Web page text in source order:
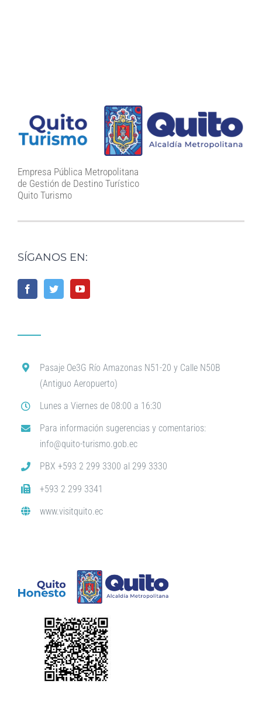
Empresa Pública Metropolitana
de Gestión de Destino Turístico
Quito Turismo
SÍGANOS EN:
Pasaje Oe3G Río Amazonas N51-20 y Calle N50B
(Antiguo Aeropuerto)
Lunes a Viernes de 08:00 a 16:30
Para información sugerencias y comentarios:
info@quito-turismo.gob.ec
PBX +593 2 299 3300 al 299 3330
+593 2 299 3341
www.visitquito.ec